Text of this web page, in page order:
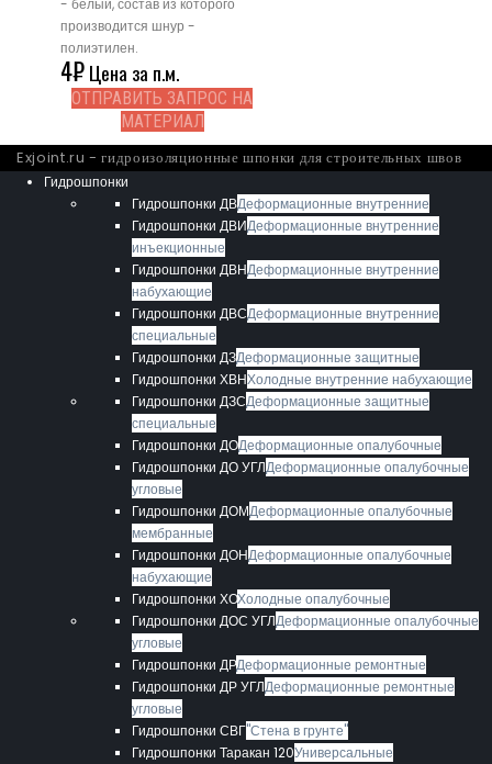
- белый, состав из которого
производится шнур -
полиэтилен.
4₽Цена за п.м.
ОТПРАВИТЬ ЗАПРОС НА
МАТЕРИАЛ
Exjoint.ru - гидроизоляционные шпонки для строительных швов
Гидрошпонки
Гидрошпонки ДВДеформационные внутренние
Гидрошпонки ДВИДеформационные внутренние
инъекционные
Гидрошпонки ДВНДеформационные внутренние
набухающие
Гидрошпонки ДВСДеформационные внутренние
специальные
Гидрошпонки ДЗДеформационные защитные
Гидрошпонки ХВНХолодные внутренние набухающие
Гидрошпонки ДЗСДеформационные защитные
специальные
Гидрошпонки ДОДеформационные опалубочные
Гидрошпонки ДО УГЛДеформационные опалубочные
угловые
Гидрошпонки ДОМДеформационные опалубочные
мембранные
Гидрошпонки ДОНДеформационные опалубочные
набухающие
Гидрошпонки ХОХолодные опалубочные
Гидрошпонки ДОС УГЛДеформационные опалубочные
угловые
Гидрошпонки ДРДеформационные ремонтные
Гидрошпонки ДР УГЛДеформационные ремонтные
угловые
Гидрошпонки СВГ"Стена в грунте"
Гидрошпонки Таракан 120Универсальные